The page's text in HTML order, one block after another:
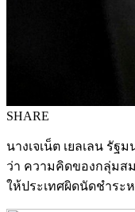
SHARE
นางเจเน็ต เยลเลน รัฐ
ว่า ความคิดของกลุ่ม
ให้ประเทศผิดนัดชำระ